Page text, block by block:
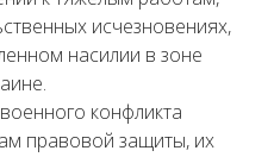
исчезновениях,
насилии в зоне
конфликта
правовой защиты, их